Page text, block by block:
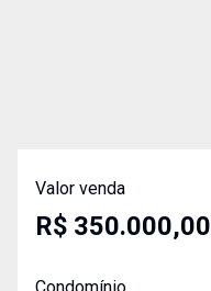
Valor venda
R$ 350.000,00